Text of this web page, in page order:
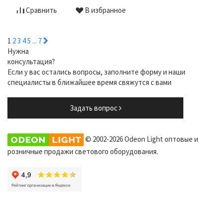
Сравнить В избранное
1 23 45 ... 7
Нужна
консультация?
Если у вас остались вопросы, заполните форму и наши
специалисты в ближайшее время свяжутся с вами
Задать вопрос
© 2002-2026 Odeon Light оптовые и
розничные продажи светового оборудования.